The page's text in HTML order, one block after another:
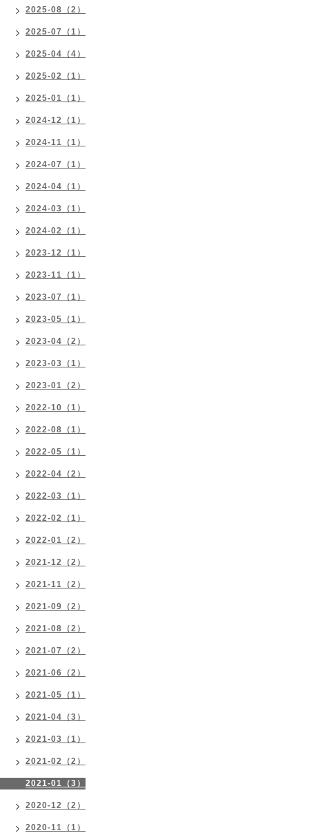
2025-08（2）
2025-07（1）
2025-04（4）
2025-02（1）
2025-01（1）
2024-12（1）
2024-11（1）
2024-07（1）
2024-04（1）
2024-03（1）
2024-02（1）
2023-12（1）
2023-11（1）
2023-07（1）
2023-05（1）
2023-04（2）
2023-03（1）
2023-01（2）
2022-10（1）
2022-08（1）
2022-05（1）
2022-04（2）
2022-03（1）
2022-02（1）
2022-01（2）
2021-12（2）
2021-11（2）
2021-09（2）
2021-08（2）
2021-07（2）
2021-06（2）
2021-05（1）
2021-04（3）
2021-03（1）
2021-02（2）
2021-01（3）
2020-12（2）
2020-11（1）